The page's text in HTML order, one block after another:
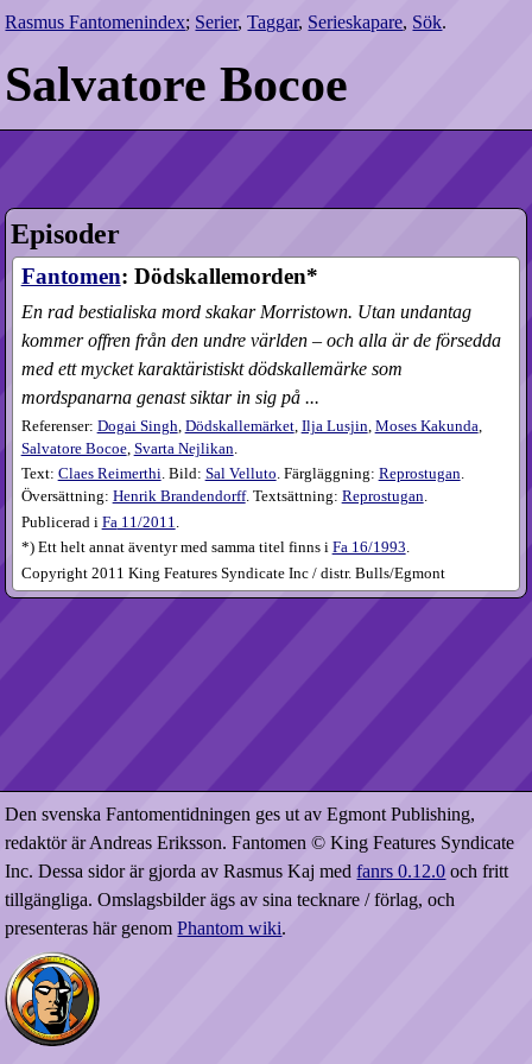
Rasmus Fantomenindex; Serier,Taggar, Serieskapare, Sök.
Salvatore Bocoe
Episoder
Fantomen: Dödskallemorden*
En rad bestialiska mord skakar Morristown. Utan undantag
kommer offren från den undre världen – och alla är de försedda
med ett mycket karaktäristiskt dödskallemärke som
mordspanarna genast siktar in sig på ...
Referenser: Dogai Singh, Dödskallemärket, Ilja Lusjin, Moses Kakunda,
Salvatore Bocoe, Svarta Nejlikan.
Text: Claes Reimerthi. Bild: Sal Velluto. Färgläggning: Reprostugan.
Översättning: Henrik Brandendorff. Textsättning: Reprostugan.
Publicerad i Fa11​/2011.
*) Ett helt annat äventyr med samma titel finns i Fa 16/1993.
Copyright 2011 King Features Syndicate Inc / distr. Bulls/Egmont
Den svenska Fantomentidningen ges ut av Egmont Publishing,
redaktör är Andreas Eriksson. Fantomen © King Features Syndicate
Inc. Dessa sidor är gjorda av Rasmus Kaj medfanrs 0.12.0 och fritt
tillgängliga. Omslagsbilder ägs av sina tecknare / förlag, och
presenteras här genomPhantom wiki.